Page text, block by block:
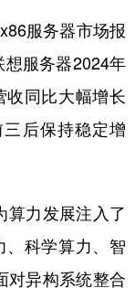
服务器市场报
想服务器2024年
收同比大幅增长
后保持稳定增
力发展注入了
、科学算力、智
对异构系统整合